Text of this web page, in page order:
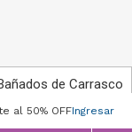
de Carrasco
al 50% OFFIngresar